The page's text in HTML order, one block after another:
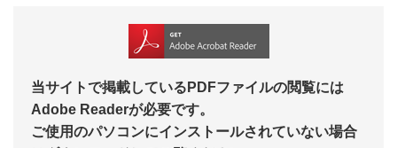
当サイトで掲載しているPDFファイルの閲覧には
Adobe Readerが必要です。
ご使用のパソコンにインストールされていない場合